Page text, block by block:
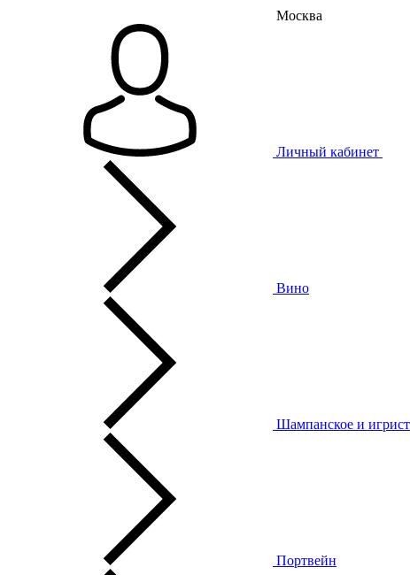
Москва
Личный кабинет
Вино
Шампанское и
Портвейн